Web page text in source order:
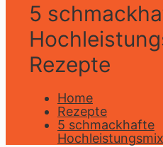
5
Rezepte
Home
Rezepte
5 schmackhafte